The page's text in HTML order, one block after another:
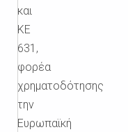
και
KE
631,
φορέα
χρηματοδότησης
την
Ευρωπαϊκή